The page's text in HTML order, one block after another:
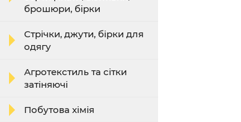
брошюри, бірки
Стрічки, джути, бірки для
одягу
Агротекстиль та сітки
затіняючі
Побутова хімія